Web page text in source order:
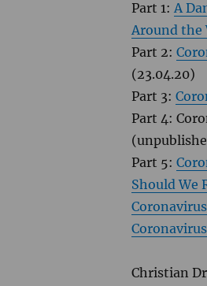
Part 1: A
Around the
Part 2:
(23.04.20)
Part 3:
Part 4:
Part 5:
Should We
Christian